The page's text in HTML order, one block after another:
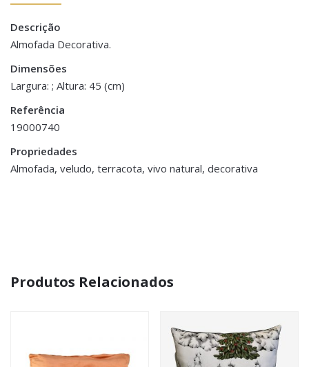
Descrição
Almofada Decorativa.
Dimensões
Largura: ; Altura: 45 (cm)
Referência
19000740
Propriedades
Almofada, veludo, terracota, vivo natural, decorativa
Peso 0.200 kg
Dimensões
Produtos Relacionados